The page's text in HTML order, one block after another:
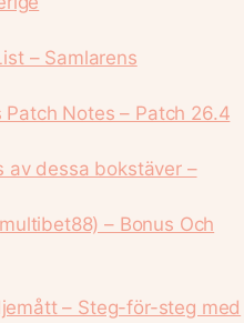
– Samlarens
Notes – Patch 26.4
av dessa bokstäver –
– Bonus Och
– Steg-för-steg med